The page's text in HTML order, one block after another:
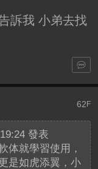
訴我 小弟去找
62F
發表
体就學習使用，
是如虎添翼，小